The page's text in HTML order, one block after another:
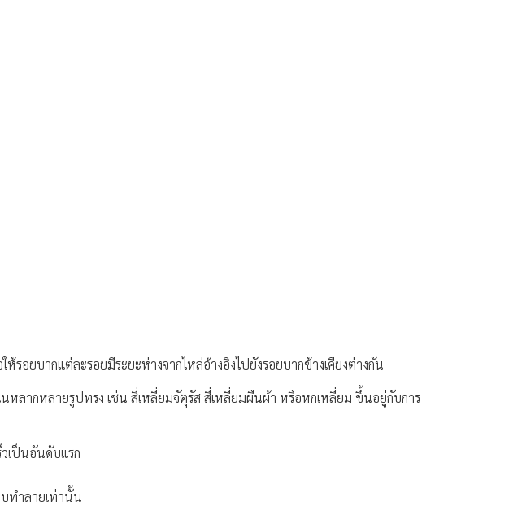
อยบากแต่ละรอยมีระยะห่างจากไหล่อ้างอิงไปยังรอยบากข้างเคียงต่างกัน
หลากหลายรูปทรง เช่น สี่เหลี่ยมจัตุรัส สี่เหลี่ยมผืนผ้า หรือหกเหลี่ยม ขึ้นอยู่กับการ
วเป็นอันดับแรก
ทำลายเท่านั้น